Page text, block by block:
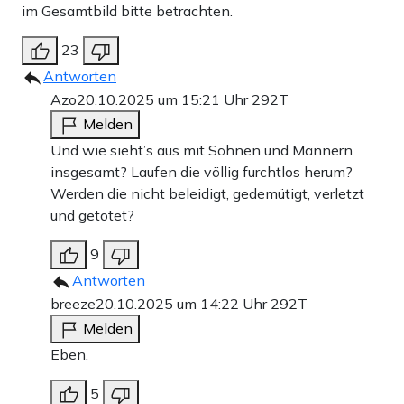
im Gesamtbild bitte betrachten.
23
Antworten
Azo20.10.2025 um 15:21 Uhr 292T
Melden
Und wie sieht’s aus mit Söhnen und Männern
insgesamt? Laufen die völlig furchtlos herum?
Werden die nicht beleidigt, gedemütigt, verletzt
und getötet?
9
Antworten
breeze20.10.2025 um 14:22 Uhr 292T
Melden
Eben.
5